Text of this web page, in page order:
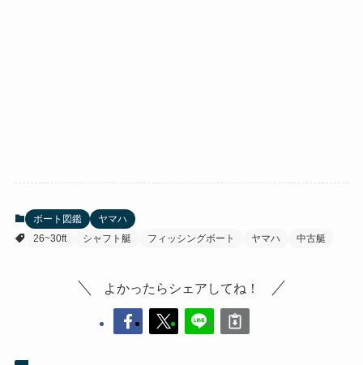
ボート図鑑
ヤマハ
26~30ft
シャフト艇 フィッシングボート ヤマハ 中古艇
よかったらシェアしてね！